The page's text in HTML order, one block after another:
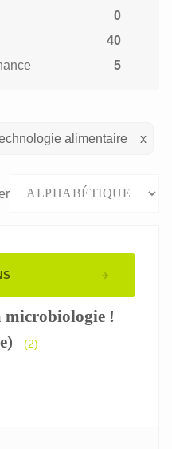
0
40
5
alimentaire
microbiologie !
(2)